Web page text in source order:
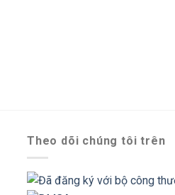
Theo dõi chúng tôi trên